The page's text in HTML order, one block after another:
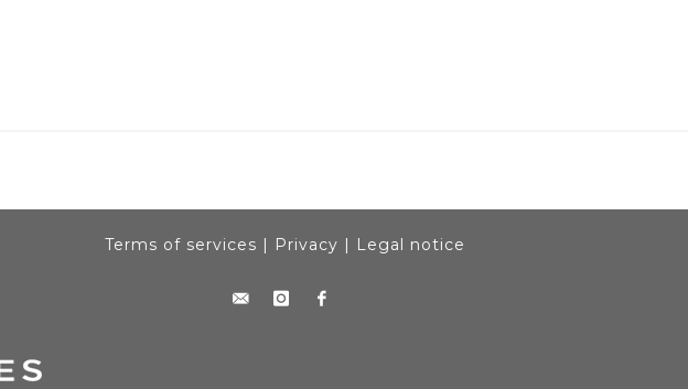
Terms of services | Privacy | Legal notice